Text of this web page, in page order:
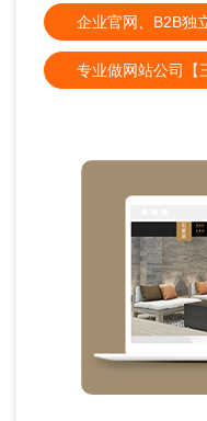
企业官网、B2B独
专业做网站公司【